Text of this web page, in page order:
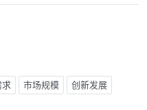
求 市场规模 创新发展